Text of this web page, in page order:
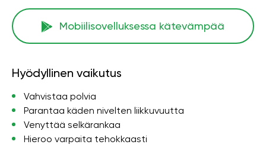
Mobiilisovelluksessa kätevämpää
Hyödyllinen vaikutus
Vahvistaa polvia
Parantaa käden nivelten liikkuvuutta
Venyttää selkärankaa
Hieroo varpaita tehokkaasti